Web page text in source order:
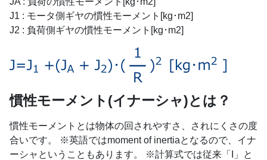
J1 : モータ側ギヤの慣性モーメント[kg･m2]
J2 : 負荷側ギヤの慣性モーメント[kg･m2]
慣性モーメント(イナーシャ)とは？
慣性モーメントとは物体の回されやすさ、されにくさの度
合いです。 ※英語ではmoment of inertiaとなるので、イナ
ーシャということもあります。 ※計算式では従来「I」と